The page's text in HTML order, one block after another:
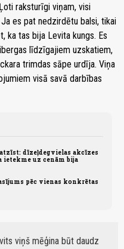
raksturīgi viņam, visi
es pat nedzirdētu balsi, tikai
ka tas bija Levita kungs. Es
līdzīgajiem uzskatiem,
trimdas sāpe urdīja. Viņa
visā savā darbības
dīzeļdegvielas akcīzes
ietekme uz cenām bija
pēc vienas konkrētas
viņš mēģina būt daudz